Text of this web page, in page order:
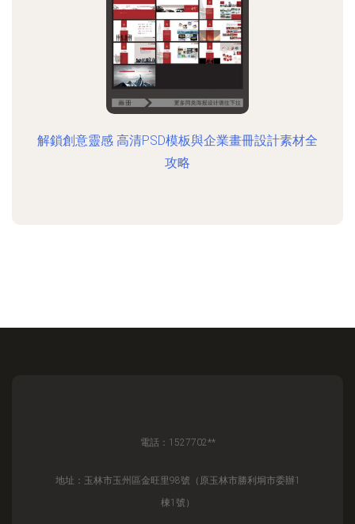
解鎖創意靈感 高清PSD模板與企業畫冊設計素材全
攻略
電話：1527702**
地址：玉林市玉州區金旺里98號（原玉林市勝利垌市委辦1
棟1號）